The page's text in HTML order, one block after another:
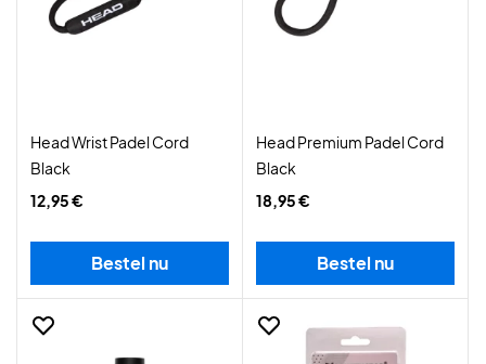
Head Wrist Padel Cord
Black
12,95 €
Bestel nu
Head Premium Padel Cord
Black
18,95 €
Bestel nu